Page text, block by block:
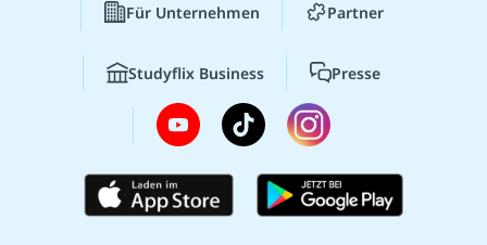
Für Unternehmen Partner
Studyflix Business Presse